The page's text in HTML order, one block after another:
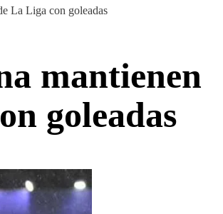
La Liga con goleadas
mantienen
goleadas